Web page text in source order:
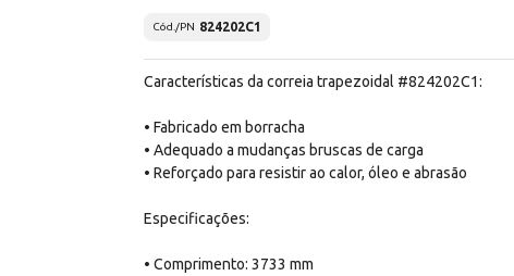
Cód./PN 824202C1
Características da correia trapezoidal #824202C1:
• Fabricado em borracha
• Adequado a mudanças bruscas de carga
• Reforçado para resistir ao calor, óleo e abrasão
Especificações:
• Comprimento: 3733 mm